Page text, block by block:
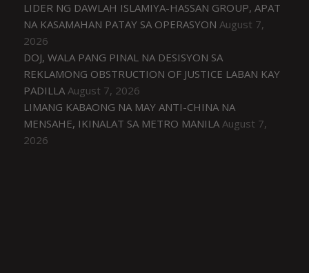
LIDER NG DAWLAH ISLAMIYA-HASSAN GROUP, APAT
NA KASAMAHAN PATAY SA OPERASYON August 7,
2026
DOJ, WALA PANG PINAL NA DESISYON SA
REKLAMONG OBSTRUCTION OF JUSTICE LABAN KAY
PADILLA August 7, 2026
LIMANG KABAONG NA MAY ANTI-CHINA NA
MENSAHE, IKINALAT SA METRO MANILA August 7,
2026